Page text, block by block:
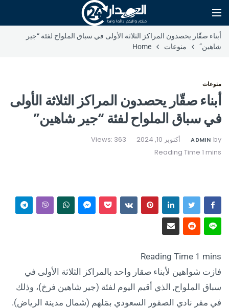
أبناء صقّار يحصدون المراكز الثلاثة الأولى في سباق الملواح لفئة “جير
شاهين”
منوعات Home
منوعات
أبناء صقّار يحصدون المراكز الثلاثة الأولى
في سباق الملواح لفئة “جير شاهين”
by
ADMIN أكتوبر 10, 2024 Views: 363
فازت شواهين لأبناء صقار واحد بالمراكز الثلاثة الأولى في
سباق الملواح, الذي أقيم اليوم لفئة (جير شاهين فرخ)، وذلك
في مقر نادي الصقور السعودي بمَلهم (شمال مدينة الرياض).